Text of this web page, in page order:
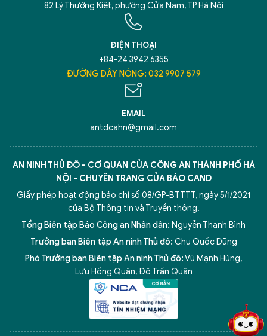
82 Lý Thường Kiệt, phường Cửa Nam, TP Hà Nội
ĐIỆN THOẠI
+84-24 3942 6355
ĐƯỜNG DÂY NÓNG: 032 9907 579
EMAIL
antdcahn@gmail.com
AN NINH THỦ ĐÔ - CƠ QUAN CỦA CÔNG AN THÀNH PHỐ HÀ
NỘI - CHUYÊN TRANG CỦA BÁO CAND
Giấy phép hoạt động báo chí số 08/GP-BTTTT, ngày 5/1/2021
của Bộ Thông tin và Truyền thông.
Tổng Biên tập Báo Công an Nhân dân: Nguyễn Thanh Bình
Trưởng ban Biên tập An ninh Thủ đô: Chu Quốc Dũng
Phó Trưởng ban Biên tập An ninh Thủ đô:Vũ Mạnh Hùng,
Lưu Hồng Quân, Đỗ Trần Quân
5 điểm nghẽn của Hà Nội giải pháp xử lý điểm nghẽn của